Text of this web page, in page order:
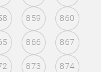
859 860
866 867
873 874